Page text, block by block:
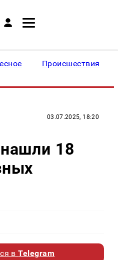
Происшествия
03.07.2025, 18:20
18
вTelegram